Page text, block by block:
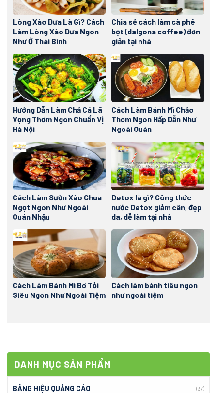
DANH MỤC SẢN PHẨM
BẢNG HIỆU QUẢNG CÁO (37)
Lòng Xào Dưa Là Gì? Cách
Làm Lòng Xào Dưa Ngon
Như Ở Thái Bình
Chia sẻ cách làm cà phê
bọt (dalgona coffee) đơn
giản tại nhà
Hướng Dẫn Làm Chả Cá Lã
Vọng Thơm Ngon Chuẩn Vị
Hà Nội
Cách Làm Bánh Mì Chảo
Thơm Ngon Hấp Dẫn Như
Ngoài Quán
Cách Làm Sườn Xào Chua
Ngọt Ngon Như Ngoài
Quán Nhậu
Detox là gì? Công thức
nước Detox giảm cân, đẹp
da, dễ làm tại nhà
Cách Làm Bánh Mì Bơ Tỏi
Siêu Ngon Như Ngoài Tiệm
Cách làm bánh tiêu ngon
như ngoài tiệm